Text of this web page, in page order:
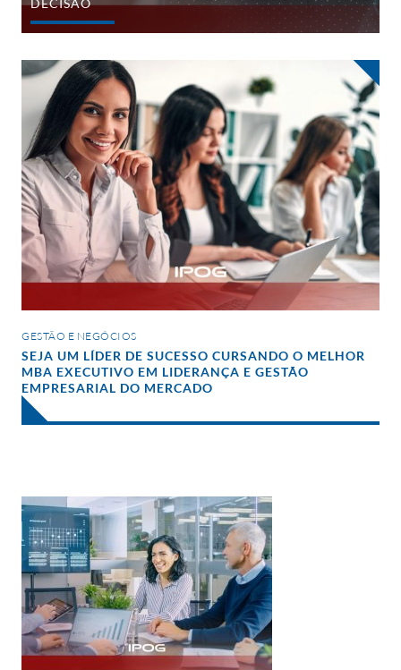
Seja
um
sucesso
cursando
o
melhor
MBA
Executivo
em
Liderança
e
Gestão
Empresarial
do
mercado
GESTÃO E NEGÓCIOS
SEJA UM LÍDER DE SUCESSO CURSANDO O MELHOR
MBA EXECUTIVO EM LIDERANÇA E GESTÃO
EMPRESARIAL DO MERCADO